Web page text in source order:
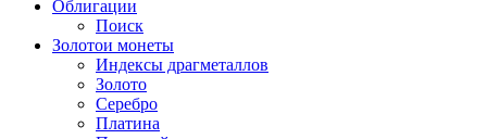
Облигации
Поиск
Золотои монеты
Индексы драгметаллов
Золото
Серебро
Платина